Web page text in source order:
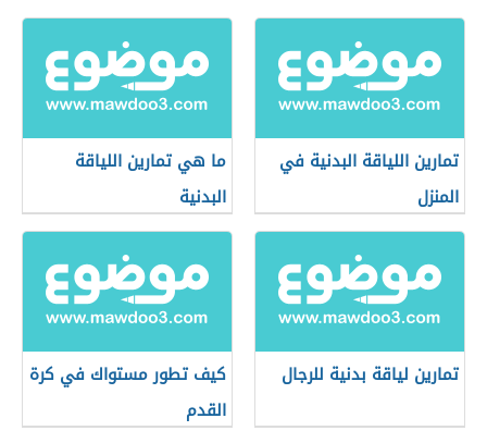
تمارين اللياقة البدنية في
المنزل
ما هي تمارين اللياقة
البدنية
تمارين لياقة بدنية للرجال
كيف تطور مستواك في كرة
القدم